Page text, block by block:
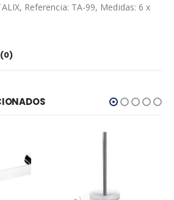
Referencia: TA-99, Medidas: 6 x
(0)